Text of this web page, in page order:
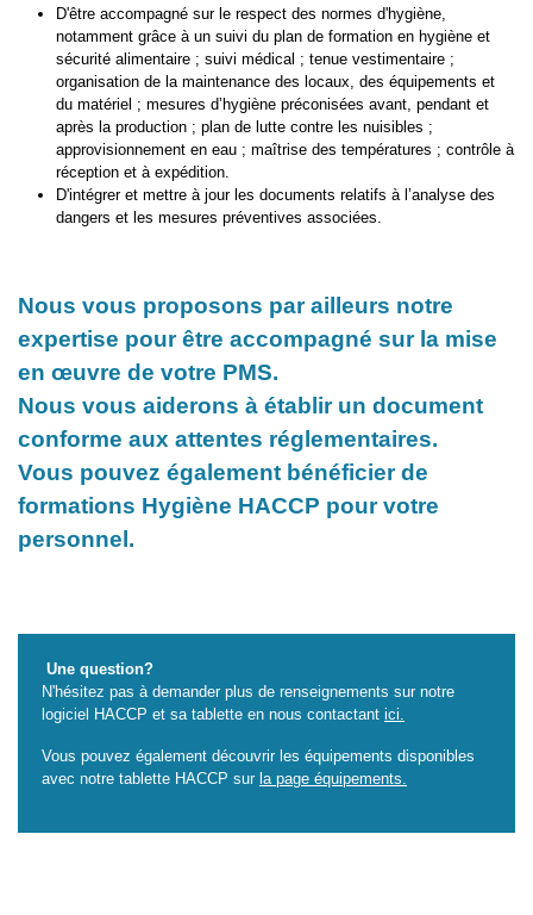
D'être accompagné sur le respect des normes d'hygiène,
notamment grâce à un suivi du plan de formation en hygiène et
sécurité alimentaire ; suivi médical ; tenue vestimentaire ;
organisation de la maintenance des locaux, des équipements et
du matériel ; mesures d’hygiène préconisées avant, pendant et
après la production ; plan de lutte contre les nuisibles ;
approvisionnement en eau ; maîtrise des températures ; contrôle à
réception et à expédition.
D'intégrer et mettre à jour les documents relatifs à l’analyse des
dangers et les mesures préventives associées.
Nous vous proposons par ailleurs notre
expertise pour être accompagné sur la mise
en œuvre de votre PMS.
Nous vous aiderons à établir un document
conforme aux attentes réglementaires.
Vous pouvez également bénéficier de
formations Hygiène HACCP pour votre
personnel.
Une question?
N'hésitez pas à demander plus de renseignements sur notre
logiciel HACCP et sa tablette en nous contactant ici
Vous pouvez également découvrir les équipements disponibles
avec notre tablette HACCP sur la page équipements.